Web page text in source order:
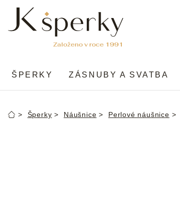
obsah
ŠPERKY ZÁSNUBY A SVATBA
DomůŠperky Náušnice Perlové náušnice